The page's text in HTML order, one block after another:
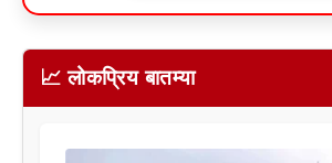
📈 लोकप्रिय बातम्या